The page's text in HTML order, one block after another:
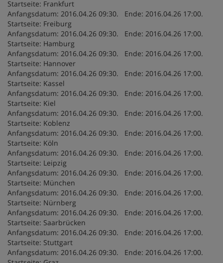
Startseite: Frankfurt
Anfangsdatum: 2016.04.26 09:30. Ende: 2016.04.26 17:00.
Startseite: Freiburg
Anfangsdatum: 2016.04.26 09:30. Ende: 2016.04.26 17:00.
Startseite: Hamburg
Anfangsdatum: 2016.04.26 09:30. Ende: 2016.04.26 17:00.
Startseite: Hannover
Anfangsdatum: 2016.04.26 09:30. Ende: 2016.04.26 17:00.
Startseite: Kassel
Anfangsdatum: 2016.04.26 09:30. Ende: 2016.04.26 17:00.
Startseite: Kiel
Anfangsdatum: 2016.04.26 09:30. Ende: 2016.04.26 17:00.
Startseite: Koblenz
Anfangsdatum: 2016.04.26 09:30. Ende: 2016.04.26 17:00.
Startseite: Köln
Anfangsdatum: 2016.04.26 09:30. Ende: 2016.04.26 17:00.
Startseite: Leipzig
Anfangsdatum: 2016.04.26 09:30. Ende: 2016.04.26 17:00.
Startseite: München
Anfangsdatum: 2016.04.26 09:30. Ende: 2016.04.26 17:00.
Startseite: Nürnberg
Anfangsdatum: 2016.04.26 09:30. Ende: 2016.04.26 17:00.
Startseite: Saarbrücken
Anfangsdatum: 2016.04.26 09:30. Ende: 2016.04.26 17:00.
Startseite: Stuttgart
Anfangsdatum: 2016.04.26 09:30. Ende: 2016.04.26 17:00.